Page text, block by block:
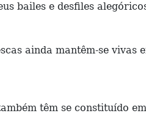
bailes e desfiles
ainda mantêm-se vivas
têm se constituído